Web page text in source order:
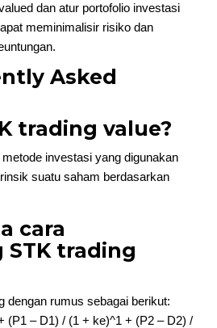
dan atur portofolio investasi
meminimalisir risiko dan
Asked
trading value?
investasi yang digunakan
suatu saham berdasarkan
cara
trading
dengan rumus sebagai berikut:
(P1 – D1) / (1 + ke)^1 + (P2 – D2) /